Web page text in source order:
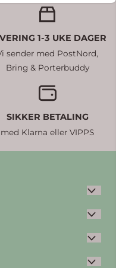
1-3 UKE DAGER
sender med PostNord,
Bring & Porterbuddy
SIKKER BETALING
med Klarna eller VIPPS